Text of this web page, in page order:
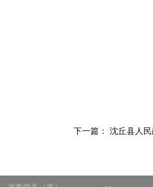
下一篇： 沈丘县人